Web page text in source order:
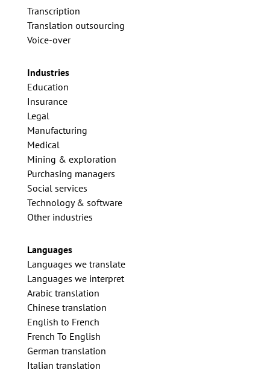
Transcription
Translation outsourcing
Voice-over
Industries
Education
Insurance
Legal
Manufacturing
Medical
Mining & exploration
Purchasing managers
Social services
Technology & software
Other industries
Languages
Languages we translate
Languages we interpret
Arabic translation
Chinese translation
English to French
French To English
German translation
Italian translation